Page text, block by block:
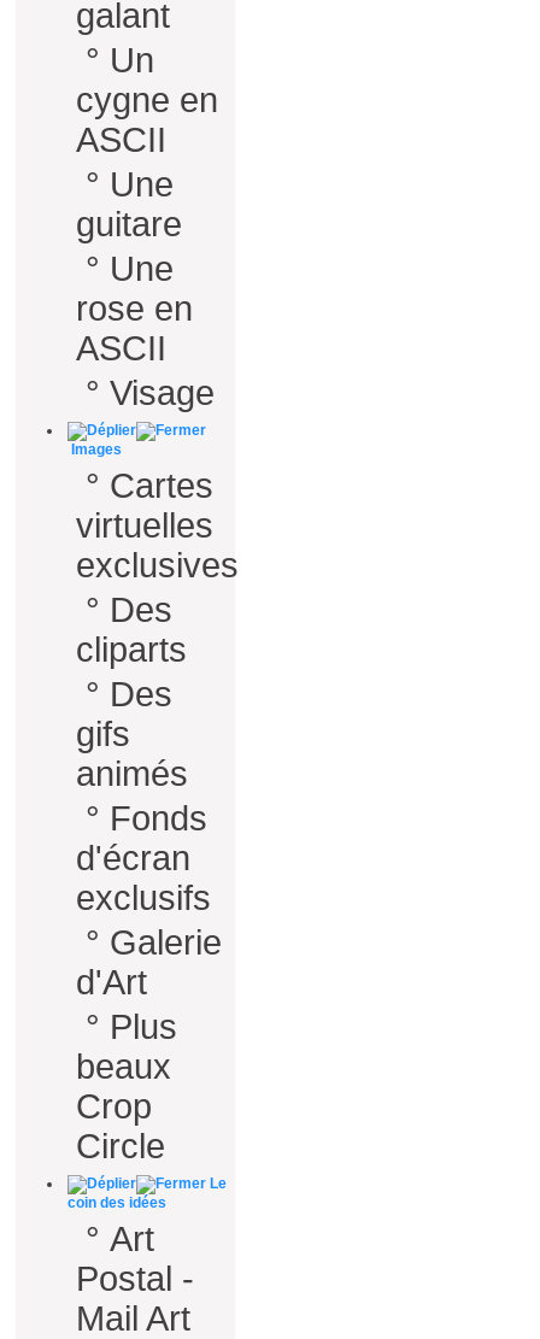
galant
° Un
cygne en
ASCII
° Une
guitare
° Une
rose en
ASCII
° Visage
Images
° Cartes
virtuelles
exclusives
° Des
cliparts
° Des
gifs
animés
° Fonds
d'écran
exclusifs
° Galerie
d'Art
° Plus
beaux
Crop
Circle
Le
coin des idées
° Art
Postal -
Mail Art